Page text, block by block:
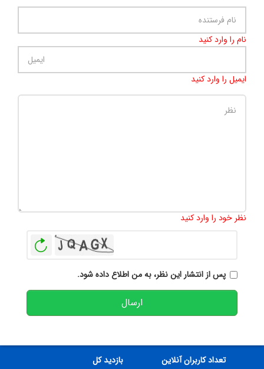
نام را وارد کنید
ایمیل را وارد کنید
نظر خود را وارد کنید
پس از انتشار این نظر، به من اطلاع داده شود.
ارسال
تعداد کاربران آنلاین بازدید کل